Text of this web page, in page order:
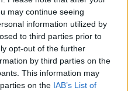
may continue seeing
information utilized by
to third parties prior to
opt-out of the further
by third parties on the
This information may
on the IAB’s List of
Camara az F1-es